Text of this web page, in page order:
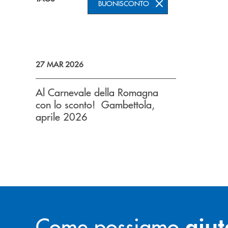
BUONISCONTO
27 MAR 2026
Al Carnevale della Romagna
con lo sconto! Gambettola,
aprile 2026